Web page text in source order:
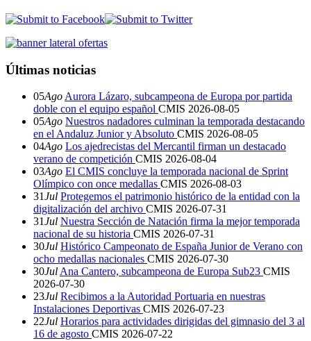
Últimas noticias
05Ago Aurora Lázaro, subcampeona de Europa por partida
doble con el equipo español CMIS 2026-08-05
05Ago Nuestros nadadores culminan la temporada destacando
en el Andaluz Junior y Absoluto CMIS 2026-08-05
04Ago Los ajedrecistas del Mercantil firman un destacado
verano de competición CMIS 2026-08-04
03Ago El CMIS concluye la temporada nacional de Sprint
Olímpico con once medallas CMIS 2026-08-03
31Jul Protegemos el patrimonio histórico de la entidad con la
digitalización del archivo CMIS 2026-07-31
31Jul Nuestra Sección de Natación firma la mejor temporada
nacional de su historia CMIS 2026-07-31
30Jul Histórico Campeonato de España Junior de Verano con
ocho medallas nacionales CMIS 2026-07-30
30Jul Ana Cantero, subcampeona de Europa Sub23 CMIS
2026-07-30
23Jul Recibimos a la Autoridad Portuaria en nuestras
Instalaciones Deportivas CMIS 2026-07-23
22Jul Horarios para actividades dirigidas del gimnasio del 3 al
16 de agosto CMIS 2026-07-22